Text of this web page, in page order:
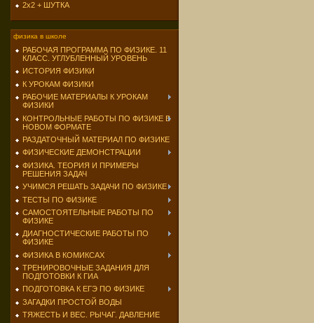
2х2 + ШУТКА
физика в школе
РАБОЧАЯ ПРОГРАММА ПО ФИЗИКЕ. 11
КЛАСС. УГЛУБЛЕННЫЙ УРОВЕНЬ
ИСТОРИЯ ФИЗИКИ
К УРОКАМ ФИЗИКИ
РАБОЧИЕ МАТЕРИАЛЫ К УРОКАМ
ФИЗИКИ
КОНТРОЛЬНЫЕ РАБОТЫ ПО ФИЗИКЕ В
НОВОМ ФОРМАТЕ
РАЗДАТОЧНЫЙ МАТЕРИАЛ ПО ФИЗИКЕ
ФИЗИЧЕСКИЕ ДЕМОНСТРАЦИИ
ФИЗИКА. ТЕОРИЯ И ПРИМЕРЫ
РЕШЕНИЯ ЗАДАЧ
УЧИМСЯ РЕШАТЬ ЗАДАЧИ ПО ФИЗИКЕ
ТЕСТЫ ПО ФИЗИКЕ
САМОСТОЯТЕЛЬНЫЕ РАБОТЫ ПО
ФИЗИКЕ
ДИАГНОСТИЧЕСКИЕ РАБОТЫ ПО
ФИЗИКЕ
ФИЗИКА В КОМИКСАХ
ТРЕНИРОВОЧНЫЕ ЗАДАНИЯ ДЛЯ
ПОДГОТОВКИ К ГИА
ПОДГОТОВКА К ЕГЭ ПО ФИЗИКЕ
ЗАГАДКИ ПРОСТОЙ ВОДЫ
ТЯЖЕСТЬ И ВЕС. РЫЧАГ. ДАВЛЕНИЕ